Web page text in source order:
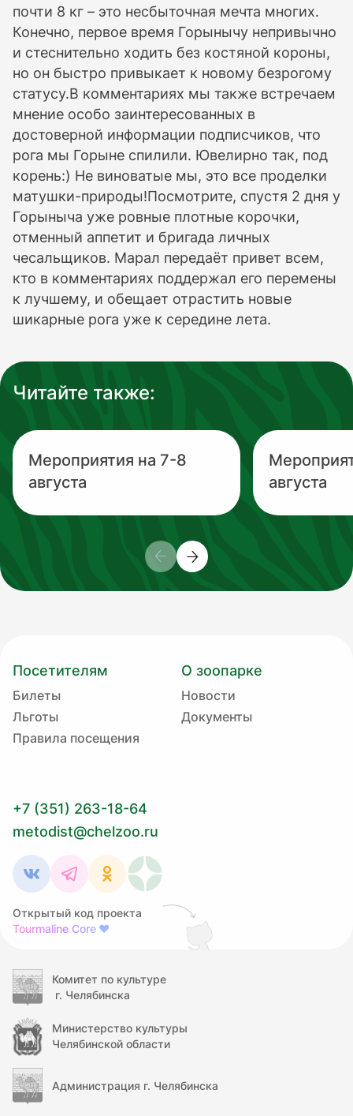
почти 8 кг – это несбыточная мечта многих.
Конечно, первое время Горынычу непривычно
и стеснительно ходить без костяной короны,
но он быстро привыкает к новому безрогому
статусу.В комментариях мы также встречаем
мнение особо заинтересованных в
достоверной информации подписчиков, что
рога мы Горыне спилили. Ювелирно так, под
корень:) Не виноватые мы, это все проделки
матушки-природы!Посмотрите, спустя 2 дня у
Горыныча уже ровные плотные корочки,
отменный аппетит и бригада личных
чесальщиков. Марал передаёт привет всем,
кто в комментариях поддержал его перемены
к лучшему, и обещает отрастить новые
шикарные рога уже к середине лета.
Читайте также:
Мероприятия на 7-8
августа
августа
Посетителям
Билеты
Льготы
Правила посещения
О зоопарке
Новости
Документы
+7 (351) 263-18-64
metodist@chelzoo.ru
Открытый код проекта
Tourmaline Core ❤
Комитет по культуре
г. Челябинска
Министерство культуры
Челябинской области
Администрация г. Челябинска